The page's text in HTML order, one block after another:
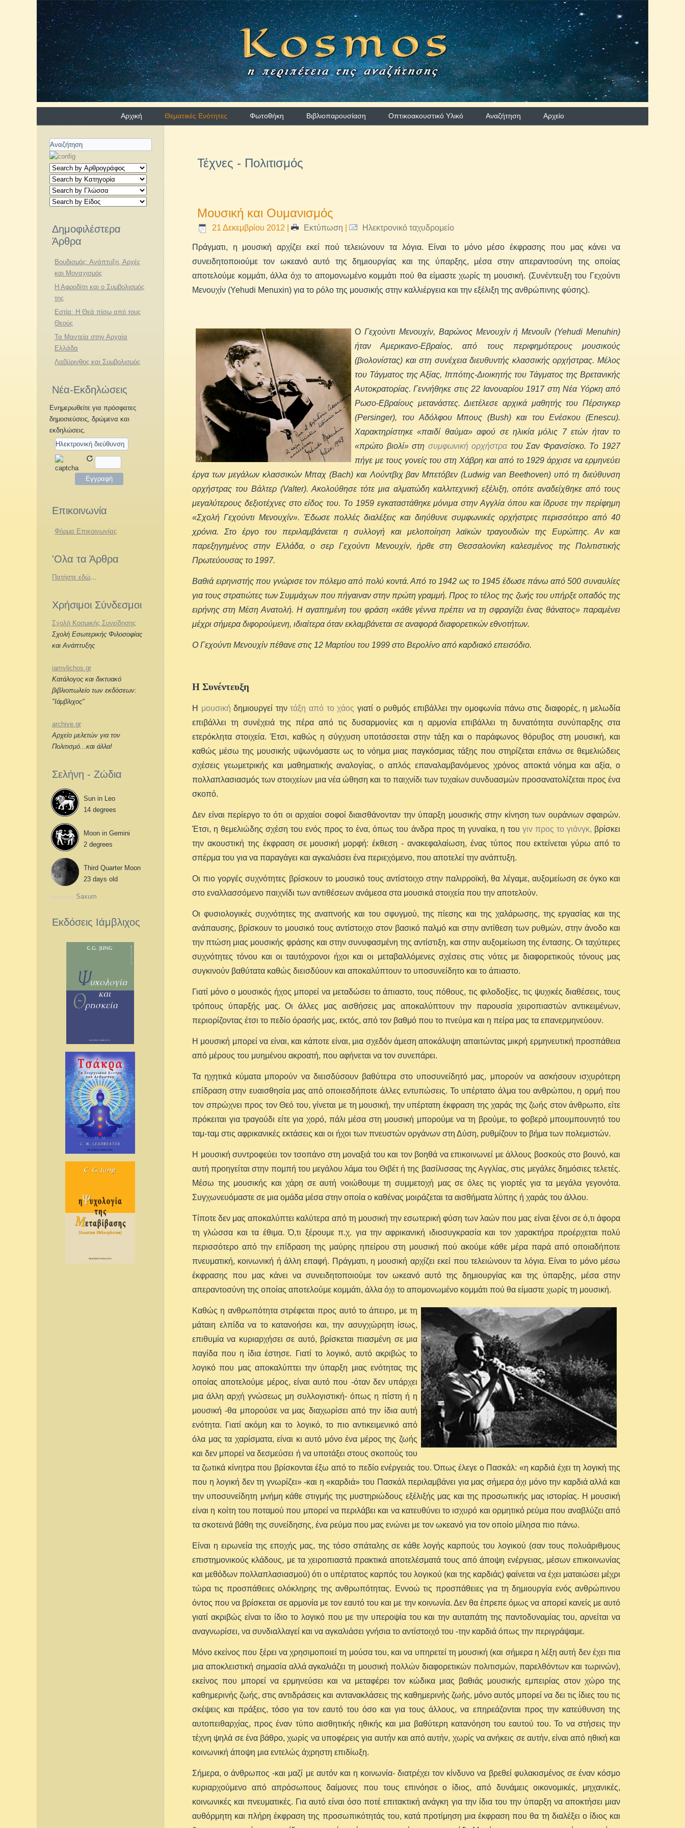
Αρχική Θεματικές Ενότητες Φωτοθήκη Βιβλιοπαρουσίαση Οπτικοακουστικό Υλικό Αναζήτηση Aρχείο
Δημοφιλέστερα
Άρθρα
Βουδισμός: Ανάπτυξη, Αρχές
και Μοναχισμός
Η Αφροδίτη και ο Συμβολισμός
της
Εστία: Η Θεά πίσω από τους
Θεούς
Τα Μαντεία στην Αρχαία
Ελλάδα
Λαβύρινθος και Συμβολισμός
Νέα-Εκδηλώσεις
Ενημερωθείτε για πρόσφατες
δημοσιεύσεις, δρώμενα και
εκδηλώσεις.
Επικοινωνία
Φόρμα Επικοινωνίας
'Ολα τα Άρθρα
Πατήστε εδώ...
Χρήσιμοι Σύνδεσμοι
Σχολή Κοσμικής Συνείδησης
Σχολή Εσωτερικής Φιλοσοφίας
και Ανάπτυξης
iamvlichos.gr
Κατάλογος και δικτυακό
βιβλιοπωλείο των εκδόσεων:
"Ιάμβλιχος"
archive.gr
Αρχείο μελετών για τον
Πολιτισμό...και άλλα!
Σελήνη - Ζώδια
Sun in Leo
14 degrees
Moon in Gemini
2 degrees
Third Quarter Moon
23 days old
Powered by Saxum
Εκδόσεις Ιάμβλιχος
Τέχνες - Πολιτισμός
Μουσική και Ουμανισμός
21 Δεκεμβρίου 2012 Εκτύπωση Ηλεκτρονικό ταχυδρομείο
Πράγματι, η μουσική αρχίζει εκεί πού τελειώνουν τα λόγια. Είναι το μόνο μέσο έκφρασης που μας κάνει να
συνειδητοποιούμε τον ωκεανό αυτό της δημιουργίας και της ύπαρξης, μέσα στην απεραντοσύνη της οποίας
αποτελούμε κομμάτι, άλλα όχι το απομονωμένο κομμάτι πού θα είμαστε χωρίς τη μουσική. (Συνέντευξη του Γεχούντι
Μενουχίν (Yehudi Menuxin) για το ρόλο της μουσικής στην καλλιέργεια και την εξέλιξη της ανθρώπινης φύσης).
Ο Γεχούντι Μενουχίν, Βαρώνος Μενουχίν ή Μενουΐν (Yehudi Menuhin)
ήταν Αμερικανο-Εβραίος, από τους περιφημότερους μουσικούς
(βιολονίστας) και στη συνέχεια διευθυντής κλασσικής ορχήστρας. Μέλος
του Τάγματος της Αξίας, Ιππότης-Διοικητής του Τάγματος της Βρετανικής
Αυτοκρατορίας. Γεννήθηκε στις 22 Ιανουαρίου 1917 στη Νέα Υόρκη από
Ρωσο-Εβραίους μετανάστες. Διετέλεσε αρχικά μαθητής του Πέρσιγκερ
(Persinger), του Αδόλφου Μπους (Bush) και του Ενέσκου (Enescu).
Χαρακτηρίστηκε «παιδί θαύμα» αφού σε ηλικία μόλις 7 ετών ήταν το
«πρώτο βιολί» στη συμφωνική ορχήστρατου Σαν Φρανσίσκο. Το 1927
πήγε με τους γονείς του στη Χάβρη και από το 1929 άρχισε να ερμηνεύει
έργα των μεγάλων κλασσικών Μπαχ (Bach) και Λούντβιχ βαν Μπετόβεν (Ludwig van Beethoven) υπό τη διεύθυνση
ορχήστρας του Βάλτερ (Valter). Ακολούθησε τότε μια αλματώδη καλλιτεχνική εξέλιξη, οπότε αναδείχθηκε από τους
μεγαλύτερους δεξιοτέχνες στο είδος του. Το 1959 εγκαταστάθηκε μόνιμα στην Αγγλία όπου και ίδρυσε τηv περίφημη
«Σχολή Γεχούντι Μενουχίν». Έδωσε πολλές διαλέξεις και διηύθυνε συμφωνικές ορχήστρες περισσότερο από 40
χρόνια. Στο έργο του περιλαμβάνεται η συλλογή και μελοποίηση λαϊκών τραγουδιών της Ευρώπης. Αν και
παρεξηγημένος στην Ελλάδα, ο σερ Γεχούντι Μενουχίν, ήρθε στη Θεσσαλονίκη καλεσμένος της Πολιτιστικής
Πρωτεύουσας το 1997.
Βαθιά ειρηνιστής που γνώρισε τον πόλεμο από πολύ κοντά. Από το 1942 ως το 1945 έδωσε πάνω από 500 συναυλίες
για τους στρατιώτες των Συμμάχων που πήγαιναν στην πρώτη γραμμή. Προς το τέλος της ζωής του υπήρξε οπαδός της
ειρήνης στη Μέση Ανατολή. Η αγαπημένη του φράση «κάθε γέννα πρέπει να τη σφραγίζει ένας θάνατος» παραμένει
μέχρι σήμερα διφορούμενη, ιδιαίτερα όταν εκλαμβάνεται σε αναφορά διαφορετικών εθνοτήτων.
Ο Γεχούντι Μενουχίν πέθανε στις 12 Μαρτίου του 1999 στο Βερολίνο από καρδιακό επεισόδιο.
Η Συνέντευξη
Η μουσική δημιουργεί τηντάξη από το χάος γιατί ο ρυθμός επιβάλλει την ομοφωνία πάνω στις διαφορές, η μελωδία
επιβάλλει τη συνέχειά της πέρα από τις δυσαρμονίες και η αρμονία επιβάλλει τη δυνατότητα συνύπαρξης στα
ετερόκλητα στοιχεία. Έτσι, καθώς η σύγχυση υποτάσσεται στην τάξη και ο παράφωνος θόρυβος στη μουσική, και
καθώς μέσω της μουσικής υψωνόμαστε ως το νόημα μιας παγκόσμιας τάξης που στηρίζεται επάνω σε θεμελιώδεις
σχέσεις γεωμετρικής και μαθηματικής αναλογίας, ο απλός επαναλαμβανόμενος χρόνος αποκτά νόημα και αξία, ο
πολλαπλασιασμός των στοιχείων μια νέα ώθηση και το παιχνίδι των τυχαίων συνδυασμών προσανατολίζεται προς ένα
σκοπό.
Δεν είναι περίεργο το ότι οι αρχαίοι σοφοί διαισθάνονταν την ύπαρξη μουσικής στην κίνηση των ουράνιων σφαιρών.
Έτσι, η θεμελιώδης σχέση του ενός προς το ένα, όπως του άνδρα προς τη γυναίκα, η του γιv προς το γιάνγκ, βρίσκει
την ακουστική της έκφραση σε μουσική μορφή: έκθεση - ανακεφαλαίωση, ένας τύπος που εκτείνεται γύρω από το
σπέρμα του για να παραγάγει και αγκαλιάσει ένα περιεχόμενο, που αποτελεί την ανάπτυξη.
Οι πιο γοργές συχνότητες βρίσκουν το μουσικό τους αντίστοιχο στην παλιρροϊκή, θα λέγαμε, αυξομείωση σε όγκο και
στο εναλλασσόμενο παιχνίδι των αντιθέσεων ανάμεσα στα μουσικά στοιχεία που την αποτελούν.
Οι φυσιολογικές συχνότητες της αναπνοής και του σφυγμού, της πίεσης και της χαλάρωσης, της εργασίας και της
ανάπαυσης, βρίσκουν το μουσικό τους αντίστοιχο στον βασικό παλμό και στην αντίθεση των ρυθμών, στην άνοδο και
την πτώση μιας μουσικής φράσης και στην συνυφασμένη της αντίστιξη, και στην αυξομείωση της έντασης. Οι ταχύτερες
συχνότητες τόνου και οι ταυτόχρονοι ήχοι και οι μεταβαλλόμενες σχέσεις στις νότες με διαφορετικούς τόνους μας
συγκινούν βαθύτατα καθώς διεισδύουν και αποκαλύπτουν το υποσυνείδητο και το άπιαστο.
Γιατί μόνο ο μουσικός ήχος μπορεί να μεταδώσει το άπιαστο, τους πόθους, τις φιλοδοξίες, τις ψυχικές διαθέσεις, τους
τρόπους ύπαρξής μας. Οι άλλες μας αισθήσεις μας αποκαλύπτουν την παρουσία χειροπιαστών αντικειμένων,
περιορίζοντας έτσι το πεδίο όρασής μας, εκτός, από τον βαθμό που το πνεύμα και η πείρα μας τα επανερμηνεύουν.
Η μουσική μπορεί να είναι, και κάποτε είναι, μια σχεδόν άμεση αποκάλυψη απαιτώντας μικρή ερμηνευτική προσπάθεια
από μέρους του μυημένου ακροατή, που αφήνεται να τον συνεπάρει.
Τα ηχητικά κύματα μπορούν να διεισδύσουν βαθύτερα στο υποσυνείδητό μας, μπορούν να ασκήσουν ισχυρότερη
επίδραση στην ευαισθησία μας από οποιεσδήποτε άλλες εντυπώσεις. Το υπέρτατο άλμα του ανθρώπου, η ορμή που
τον σπρώχνει προς τον Θεό του, γίνεται με τη μουσική, την υπέρτατη έκφραση της χαράς της ζωής στον άνθρωπο, είτε
πρόκειται για τραγούδι είτε για χορό, πάλι μέσα στη μουσική μπορούμε να τη βρούμε, το φοβερό μπουμπουνητό του
ταμ-ταμ στις αφρικανικές εκτάσεις και οι ήχοι των πνευστών οργάνων στη Δύση, ρυθμίζουν το βήμα των πολεμιστών.
Η μουσική συντροφεύει τον τσοπάνο στη μοναξιά του και τον βοηθά να επικοινωνεί με άλλους βοσκούς στο βουνό, και
αυτή προηγείται στην πομπή του μεγάλου λάμα του Θιβέτ ή της βασίλισσας της Αγγλίας, στις μεγάλες δημόσιες τελετές.
Μέσω της μουσικής και χάρη σε αυτή νοιώθουμε τη συμμετοχή μας σε όλες τις γιορτές για τα μεγάλα γεγονότα.
Συγχωνευόμαστε σε μια ομάδα μέσα στην οποία ο καθένας μοιράζεται τα αισθήματα λύπης ή χαράς του άλλου.
Τίποτε δεν μας αποκαλύπτει καλύτερα από τη μουσική την εσωτερική φύση των λαών που μας είναι ξένοι σε ό,τι άφορα
τη γλώσσα και τα έθιμα. Ό,τι ξέρουμε π.χ. για την αφρικανική ιδιοσυγκρασία και τον χαρακτήρα προέρχεται πολύ
περισσότερο από την επίδραση της μαύρης ηπείρου στη μουσική πού ακούμε κάθε μέρα παρά από οποιαδήποτε
πνευματική, κοινωνική ή άλλη επαφή. Πράγματι, η μουσική αρχίζει εκεί που τελειώνουν τα λόγια. Είναι το μόνο μέσω
έκφρασης που μας κάνει να συνειδητοποιούμε τον ωκεανό αυτό της δημιουργίας και της ύπαρξης, μέσα στην
απεραντοσύνη της οποίας αποτελούμε κομμάτι, άλλα όχι το απομονωμένο κομμάτι πού θα είμαστε χωρίς τη μουσική.
Καθώς η ανθρωπότητα στρέφεται προς αυτό το άπειρο, με τη
μάταιη ελπίδα να το κατανοήσει και, την ασυγχώρητη ίσως,
επιθυμία να κυριαρχήσει σε αυτό, βρίσκεται πιασμένη σε μια
παγίδα που η ίδια έστησε. Γιατί το λογικό, αυτό ακριβώς το
λογικό που μας αποκαλύπτει την ύπαρξη μιας ενότητας της
οποίας αποτελούμε μέρος, είναι αυτό που -όταν δεν υπάρχει
μια άλλη αρχή γνώσεως μη συλλογιστική- όπως η πίστη ή η
μουσική -θα μπορούσε να μας διαχωρίσει από την ίδια αυτή
ενότητα. Γιατί ακόμη και το λογικό, το πιο αντικειμενικό από
όλα μας τα χαρίσματα, είναι κι αυτό μόνο ένα μέρος της ζωής
και δεν μπορεί να δεσμεύσει ή να υποτάξει στους σκοπούς του
τα ζωτικά κίνητρα που βρίσκονται έξω από το πεδίο ενέργειάς του. Όπως έλεγε ο Πασκάλ: «η καρδιά έχει τη λογική της
που η λογική δεν τη γνωρίζει» -και η «καρδιά» του Πασκάλ περιλαμβάνει για μας σήμερα όχι μόνο την καρδιά αλλά και
την υποσυνείδητη μνήμη κάθε στιγμής της μυστηριώδους εξέλιξής μας και της προσωπικής μας ιστορίας. Η μουσική
είναι η κοίτη του ποταμού που μπορεί να περιλάβει και να κατευθύνει το ισχυρό και ορμητικό ρεύμα που αναβλύζει από
τα σκοτεινά βάθη της συνείδησης, ένα ρεύμα που μας ενώνει με τον ωκεανό για τον οποίο μίλησα πιο πάνω.
Είναι η ειρωνεία της εποχής μας, της τόσο σπάταλης σε κάθε λογής καρπούς του λογικού (σαν τους πολυάριθμους
επιστημονικούς κλάδους, με τα χειροπιαστά πρακτικά αποτελέσματά τους από άποψη ενέργειας, μέσων επικοινωνίας
και μεθόδων πολλαπλασιασμού) ότι ο υπέρτατος καρπός του λογικού (και της καρδιάς) φαίνεται να έχει ματαιώσει μέχρι
τώρα τις προσπάθειες ολόκληρης της ανθρωπότητας. Εννοώ τις πρoσπάθειες για τη δημιουργία ενός ανθρώπινου
όντος που να βρίσκεται σε αρμονία με τον εαυτό του και με την κοινωνία. Δεν θα έπρεπε όμως να απορεί κανείς με αυτό
γιατί ακριβώς είναι το ίδιο το λογικό που με την υπεροψία του και την αυταπάτη της παντοδυναμίας του, αρνείται να
αναγνωρίσει, να συνδιαλλαγεί και να αγκαλιάσει γνήσια το αντίστοιχό του -την καρδιά όπως την περιγράψαμε.
Μόνο εκείνος που ξέρει να χρησιμοποιεί τη μούσα του, και να υπηρετεί τη μουσική (και σήμερα η λέξη αυτή δεν έχει πια
μια αποκλειστική σημασία αλλά αγκαλιάζει τη μουσική πολλών διαφορετικών πολιτισμών, παρελθόντων και τωρινών),
εκείνος που μπορεί να ερμηνεύσει και να μεταφέρει τον κώδικα μιας βαθιάς μουσικής εμπειρίας στον χώρο της
καθημερινής ζωής, στις αντιδράσεις και αντανακλάσεις της καθημερινής ζωής, μόνο αυτός μπορεί να δει τις ίδιες του τις
σκέψεις και πράξεις, τόσο για τον εαυτό του όσο και για τους άλλους, να επηρεάζονται προς την κατεύθυνση της
αυτοπειθαρχίας, προς έναν τύπο αισθητικής ηθικής και μια βαθύτερη κατανόηση του εαυτού του. Το να στήσεις την
τέχνη ψηλά σε ένα βάθρο, χωρίς να υποφέρεις για αυτήν και από αυτήν, χωρίς να ανήκεις σε αυτήν, είναι από ηθική και
κοινωνική άποψη μια εντελώς άχρηστη επιδίωξη.
Σήμερα, ο άνθρωπος -και μαζί με αυτόν και η κοινωνία- διατρέχει τον κίνδυνο να βρεθεί φυλακισμένος σε έναν κόσμο
κυριαρχούμενο από απρόσωπους δαίμονες που τους επινόησε ο ίδιος, από δυνάμεις οικονομικές, μηχανικές,
κοινωνικές και πνευματικές. Για αυτό είναι όσο ποτέ επιτακτική ανάγκη για την ίδια του την ύπαρξη να αποκτήσει μιαν
αυθόρμητη και πλήρη έκφραση της προσωπικότητάς του, κατά προτίμηση μια έκφραση που θα τη διαλέξει ο ίδιος και